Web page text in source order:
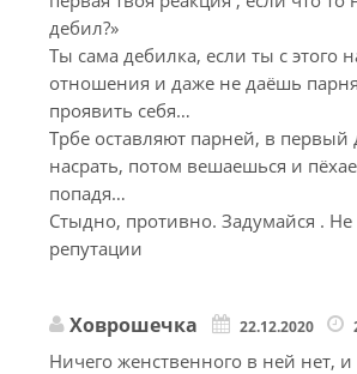
дебил?»
Ты сама дебилка, если ты с этого
отношения и даже не даёшь
проявить себя…
Трбе оставляют парней, в первый
насрать, потом вешаешься и
попадя…
Стыдно, противно. Задумайся . Не
репутации
Ховрошечка 22.12.2020
Ничего женственного в ней нет,